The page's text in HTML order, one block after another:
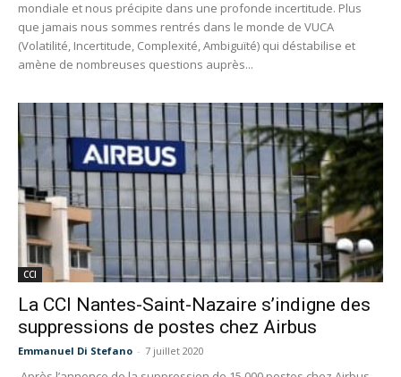
mondiale et nous précipite dans une profonde incertitude. Plus
que jamais nous sommes rentrés dans le monde de VUCA
(Volatilité, Incertitude, Complexité, Ambiguïté) qui déstabilise et
amène de nombreuses questions auprès...
CCI
La CCI Nantes-Saint-Nazaire s’indigne des
suppressions de postes chez Airbus
Emmanuel Di Stefano - 7 juillet 2020